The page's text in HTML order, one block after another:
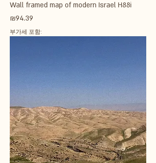
Wall framed map of modern Israel H88i
가격
₪94.39
부가세 포함: